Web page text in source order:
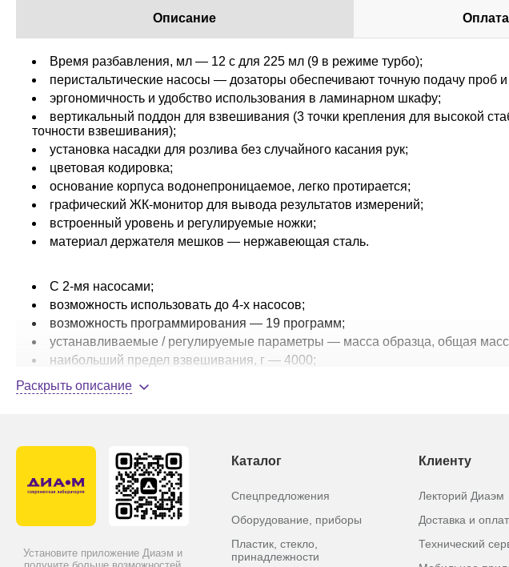
Описание
Время разбавления, мл — 12 с для 225 мл (9 в режиме турбо);
перистальтические насосы — дозаторы обеспечивают точную подачу проб и
эргономичность и удобство использования в ламинарном шкафу;
вертикальный поддон для взвешивания (3 точки крепления для высокой
точности взвешивания);
установка насадки для розлива без случайного касания рук;
цветовая кодировка;
основание корпуса водонепроницаемое, легко протирается;
графический ЖК-монитор для вывода результатов измерений;
встроенный уровень и регулируемые ножки;
материал держателя мешков — нержавеющая сталь.
С 2-мя насосами;
возможность использовать до 4-х насосов;
возможность программирования — 19 программ;
устанавливаемые / регулируемые параметры — масса образца, общая
наибольший предел взвешивания, г — 4000;
возможность разведения от 1.00 до 1/100.00;
2 порта USB;
габариты, Ш х Г х В, см — 25 х 27,5 х 40;
вес, кг — 8.
Раскрыть описание
Установите приложение Диаэм и
Каталог
Спецпредложения
Оборудование, приборы
Пластик, стекло,
принадлежности
Клиенту
Лекторий Диаэм
Доставка и
Технический